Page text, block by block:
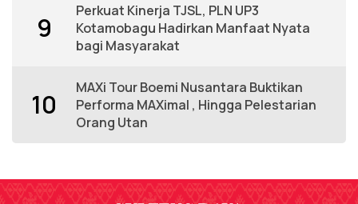
9
Perkuat Kinerja TJSL, PLN UP3
Kotamobagu Hadirkan Manfaat Nyata
bagi Masyarakat
10
MAXi Tour Boemi Nusantara Buktikan
Performa MAXimal , Hingga Pelestarian
Orang Utan